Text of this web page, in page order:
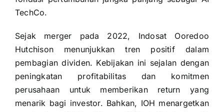
TechCo.
Sejak merger pada 2022, Indosat Ooredoo
Hutchison menunjukkan tren positif dalam
pembagian dividen. Kebijakan ini sejalan dengan
peningkatan profitabilitas dan komitmen
perusahaan untuk memberikan return yang
menarik bagi investor. Bahkan, IOH menargetkan